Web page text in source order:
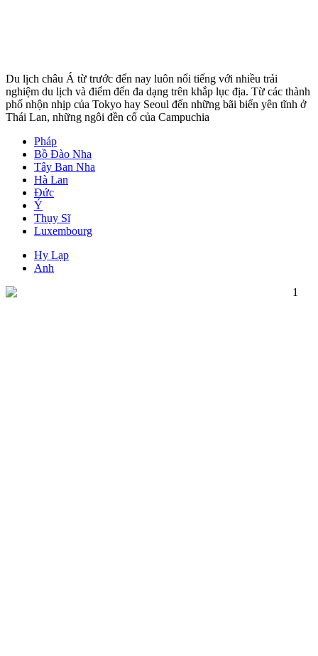
Du lịch châu Á từ trước đến nay luôn nổi tiếng với nhiều trải
nghiệm du lịch và điểm đến đa dạng trên khắp lục địa. Từ các thành
phố nhộn nhịp của Tokyo hay Seoul đến những bãi biển yên tĩnh ở
Thái Lan, những ngôi đền cổ của Campuchia
Pháp
Bồ Đào Nha
Tây Ban Nha
Hà Lan
Đức
Ý
Thụy Sĩ
Luxembourg
Hy Lạp
Anh